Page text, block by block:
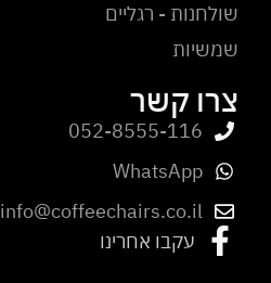
שולחנות - רגליים
שמשיות
צרו קשר
052-8555-116
WhatsApp
info@coffeechairs.co.il
עקבו אחרינו